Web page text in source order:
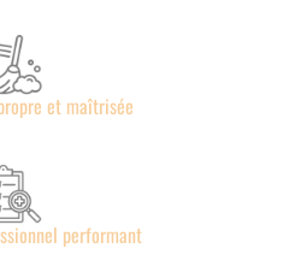
et maîtrisée
performant